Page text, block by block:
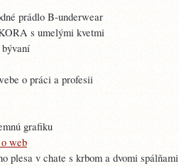
prádlo B-underwear
s umelými kvetmi
o práci a profesii
grafiku
web
plesa v chate s krbom a dvomi spálňami